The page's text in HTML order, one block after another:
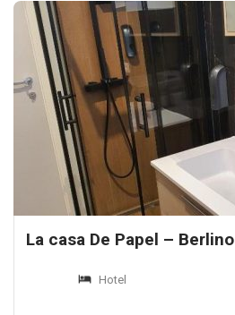
La casa De Papel – Berlino
Hotel